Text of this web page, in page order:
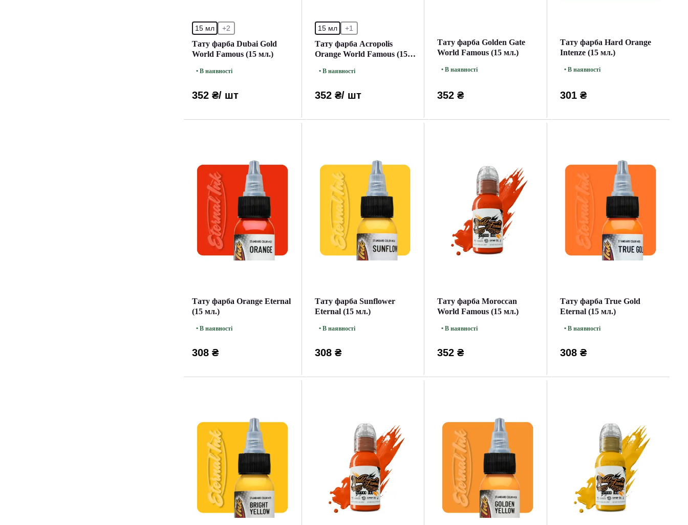
15 мл +2
Тату фарба Dubai Gold
World Famous (15 мл.)
• В наявності
352 ₴/ шт
15 мл +1
Тату фарба Acropolis
Orange World Famous (15
• В наявності
352 ₴/ шт
Тату фарба Golden Gate
World Famous (15 мл.)
• В наявності
352 ₴
Тату фарба Hard Orange
Intenze (15 мл.)
• В наявності
301 ₴
Тату фарба Orange Eternal
(15 мл.)
• В наявності
308 ₴
Тату фарба Sunflower
Eternal (15 мл.)
• В наявності
308 ₴
Тату фарба Moroccan
World Famous (15 мл.)
• В наявності
352 ₴
Тату фарба True Gold
Eternal (15 мл.)
• В наявності
308 ₴